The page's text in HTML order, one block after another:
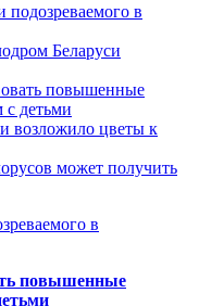
подозреваемого в
Беларуси
повышенные
детьми
возложило цветы к
может получить
в
повышенные